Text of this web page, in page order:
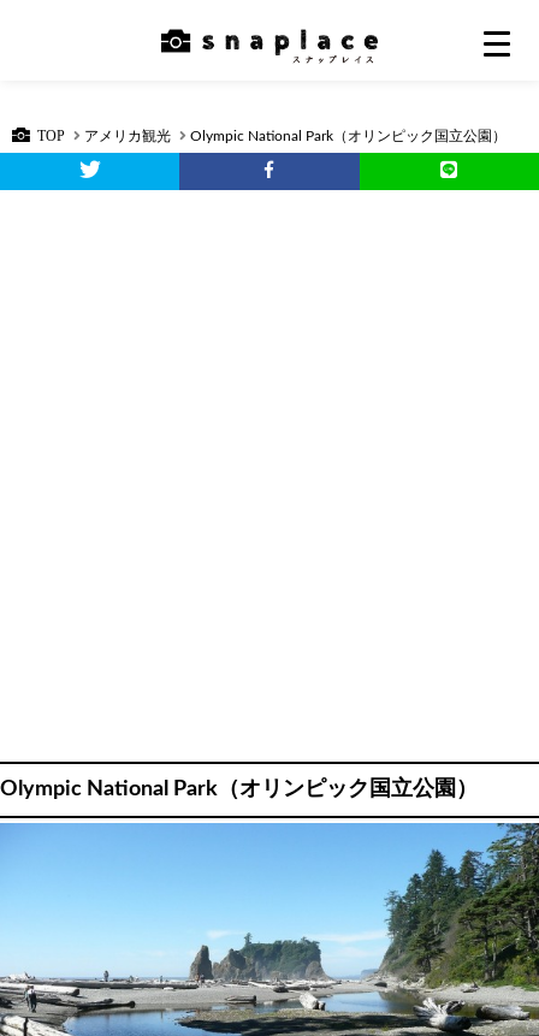
TOP アメリカ観光 Olympic National Park（オリンピック国立公園）
Olympic National Park（オリンピック国立公園）